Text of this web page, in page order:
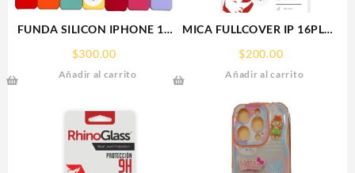
FUNDA SILICON IPHONE 13
$300.00
Añadir al carrito
MICA FULLCOVER IP 16PLUS
$200.00
Añadir al carrito